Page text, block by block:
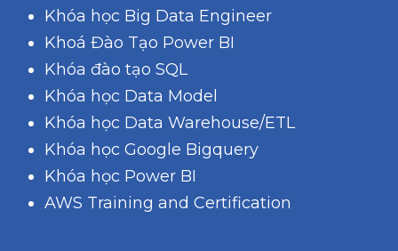
Khóa học Big Data Engineer
Khoá Đào Tạo Power BI
Khóa đào tạo SQL
Khóa học Data Model
Khóa học Data Warehouse/ETL
Khóa học Google Bigquery
Khóa học Power BI
AWS Training and Certification